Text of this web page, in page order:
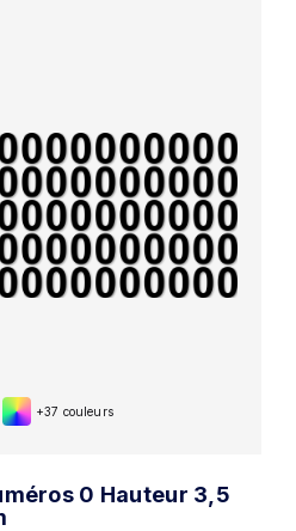
+37 couleurs
0 Hauteur 3,5